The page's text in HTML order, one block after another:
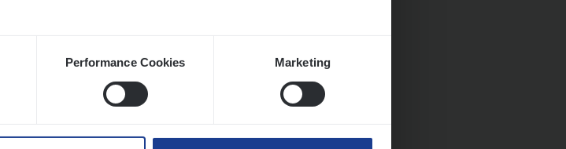
Performance Cookies Marketing